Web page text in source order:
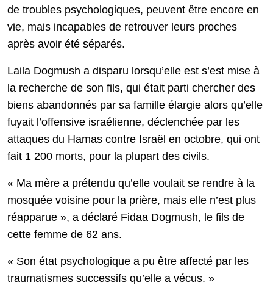
de troubles psychologiques, peuvent être encore en
vie, mais incapables de retrouver leurs proches
après avoir été séparés.
Laila Dogmush a disparu lorsqu’elle est s’est mise à
la recherche de son fils, qui était parti chercher des
biens abandonnés par sa famille élargie alors qu’elle
fuyait l’offensive israélienne, déclenchée par les
attaques du Hamas contre Israël en octobre, qui ont
fait 1 200 morts, pour la plupart des civils.
« Ma mère a prétendu qu’elle voulait se rendre à la
mosquée voisine pour la prière, mais elle n’est plus
réapparue », a déclaré Fidaa Dogmush, le fils de
cette femme de 62 ans.
« Son état psychologique a pu être affecté par les
traumatismes successifs qu’elle a vécus. »